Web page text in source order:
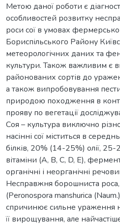
Метою даної роботи є
особливостей розвитку
роси сої в умовах
Бориспільського Району
метеорологічних даних та
культури. Також важливим є
районованих сортів до
а також випробовування
природою походження в
прояву по вегетації
Соя – культура виключно
насінні сої міститься в
білків, 20% (14-25%) олії,
вітаміни (А, В, С, D, Е),
органічні і неорганічні
Несправжня борошниста
(Peronospora manshurica
спричинює сильне ураження
її вирощування, але